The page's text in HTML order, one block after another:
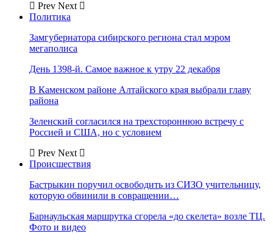
Prev Next
Политика
Замгубернатора сибирского региона стал мэром
мегаполиса
День 1398-й. Самое важное к утру 22 декабря
В Каменском районе Алтайского края выбрали главу
района
Зеленский согласился на трехстороннюю встречу с
Россией и США, но с условием
Prev Next
Происшествия
Бастрыкин поручил освободить из СИЗО учительницу,
которую обвинили в совращении…
Барнаульская маршрутка сгорела «до скелета» возле ТЦ.
Фото и видео